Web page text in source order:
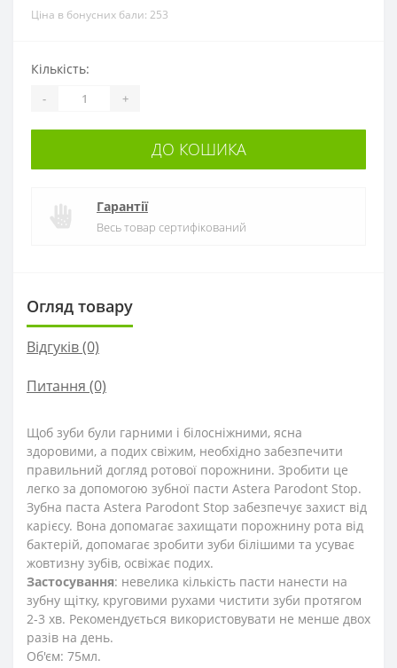
Ціна в бонусних бали: 253
Кількість:
- +
ДО КОШИКА
Гарантії
Весь товар сертифікований
Огляд товару
Відгуків (0)
Питання (0)
Щоб зуби були гарними і білосніжними, ясна
здоровими, а подих свіжим, необхідно забезпечити
правильний догляд ротової порожнини. Зробити це
легко за допомогою зубної пасти Astera Parodont Stop.
Зубна паста Astera Parodont Stop забезпечує захист від
карієсу. Вона допомагає захищати порожнину рота від
бактерій, допомагає зробити зуби білішими та усуває
жовтизну зубів, освіжає подих.
Застосування: невелика кількість пасти нанести на
зубну щітку, круговими рухами чистити зуби протягом
2-3 хв. Рекомендується використовувати не менше двох
разів на день.
Об'єм: 75мл.